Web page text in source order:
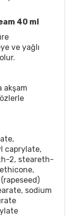
40 ml
ve yağlı
akşam
caprylate,
2, steareth-
sodium